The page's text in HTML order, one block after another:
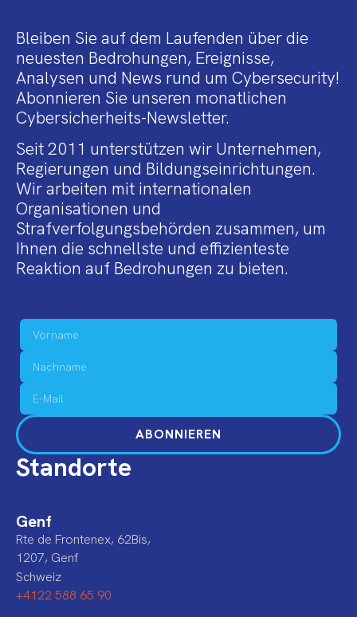
Bleiben Sie auf dem Laufenden über die
neuesten Bedrohungen, Ereignisse,
Analysen und News rund um Cybersecurity!
Abonnieren Sie unseren monatlichen
Cybersicherheits-Newsletter.
Seit 2011 unterstützen wir Unternehmen,
Regierungen und Bildungseinrichtungen.
Wir arbeiten mit internationalen
Organisationen und
Strafverfolgungsbehörden zusammen, um
Ihnen die schnellste und effizienteste
Reaktion auf Bedrohungen zu bieten.
ABONNIEREN
Standorte
Genf
Rte de Frontenex, 62Bis,
1207, Genf
Schweiz
+4122 588 65 90